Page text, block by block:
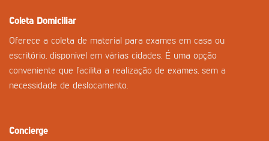
Coleta Domiciliar
Oferece a coleta de material para exames em casa ou
escritório, disponível em várias cidades. É uma opção
conveniente que facilita a realização de exames, sem a
necessidade de deslocamento.
Concierge